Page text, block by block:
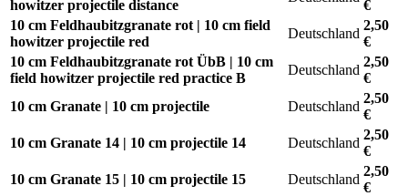
howitzer projectile distance
€
10 cm Feldhaubitzgranate rot | 10 cm field
howitzer projectile red
Deutschland
2,50
€
10 cm Feldhaubitzgranate rot ÜbB | 10 cm
field howitzer projectile red practice B
Deutschland
2,50
€
10 cm Granate | 10 cm projectile
Deutschland
2,50
€
10 cm Granate 14 | 10 cm projectile 14
Deutschland
2,50
€
10 cm Granate 15 | 10 cm projectile 15
Deutschland
2,50
€